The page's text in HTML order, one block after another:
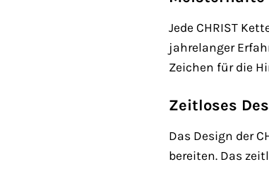
Jede CHRIST
jahrelanger
Zeichen für die
Zeitloses
Das Design der
bereiten. Das